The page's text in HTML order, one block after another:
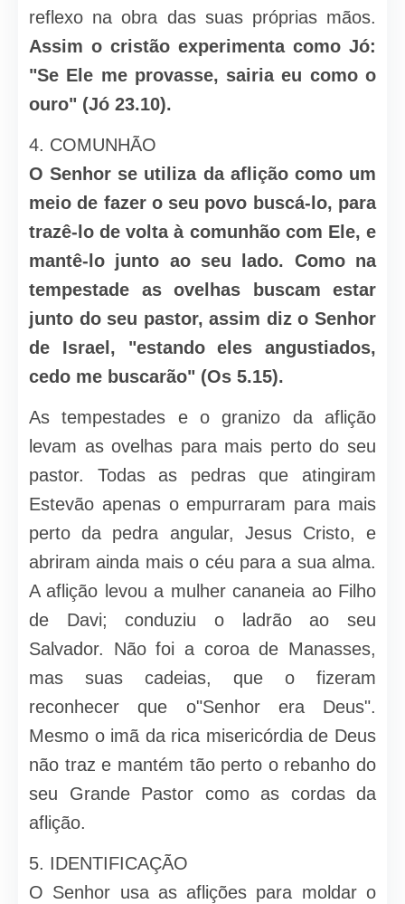
reflexo na obra das suas próprias mãos.
Assim o cristão experimenta como Jó:
"Se Ele me provasse, sairia eu como o
ouro" (Jó 23.10).
4. COMUNHÃO
O Senhor se utiliza da aflição como um
meio de fazer o seu povo buscá-lo, para
trazê-lo de volta à comunhão com Ele, e
mantê-lo junto ao seu lado. Como na
tempestade as ovelhas buscam estar
junto do seu pastor, assim diz o Senhor
de Israel, "estando eles angustiados,
cedo me buscarão" (Os 5.15).
As tempestades e o granizo da aflição
levam as ovelhas para mais perto do seu
pastor. Todas as pedras que atingiram
Estevão apenas o empurraram para mais
perto da pedra angular, Jesus Cristo, e
abriram ainda mais o céu para a sua alma.
A aflição levou a mulher cananeia ao Filho
de Davi; conduziu o ladrão ao seu
Salvador. Não foi a coroa de Manasses,
mas suas cadeias, que o fizeram
reconhecer que o"Senhor era Deus".
Mesmo o imã da rica misericórdia de Deus
não traz e mantém tão perto o rebanho do
seu Grande Pastor como as cordas da
aflição.
5. IDENTIFICAÇÃO
O Senhor usa as aflições para moldar o